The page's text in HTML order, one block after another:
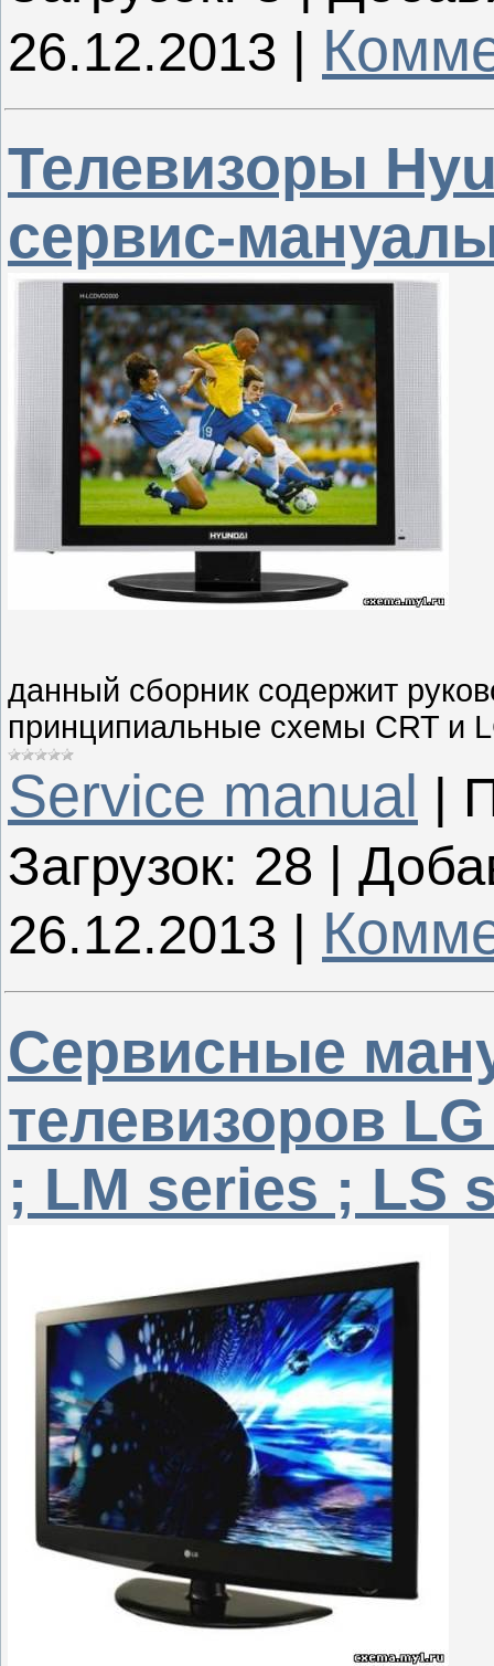
26.12.2013 |
Телевизоры
сервис-
данный сборник содержит
принципиальные схемы CRT и
Service manual |
Загрузок: 28 |
26.12.2013 |
Сервисные
телевизоров
; LM series ; LS